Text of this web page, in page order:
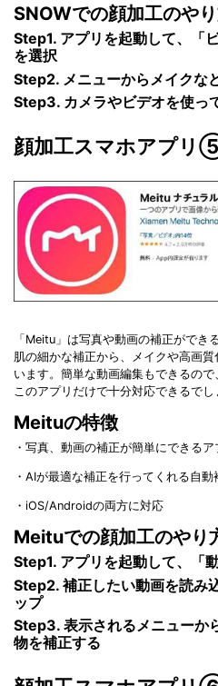
SNOWでの顔加工のや
Step1. アプリを起動して、「
を選択
Step2. メニューからメイクな
Step3. カメラやビデオを使っ
顔加工スマホアプ
「Meitu」は写真や動画の補正ができ
肌の細かな補正から、メイクや高画
います。簡単な動画編集もできるの
このアプリだけで十分対応できるでし
Meituの特徴
・写真、動画の補正が簡単にできるア
・AIが最適な補正を行ってくれる自
・iOS/Androidの両方に対応
Meituでの顔加工のやり
Step1. アプリを起動して、「
Step2. 補正したい動画を読み
ップ
Step3. 表示されるメニューか
物を補正する